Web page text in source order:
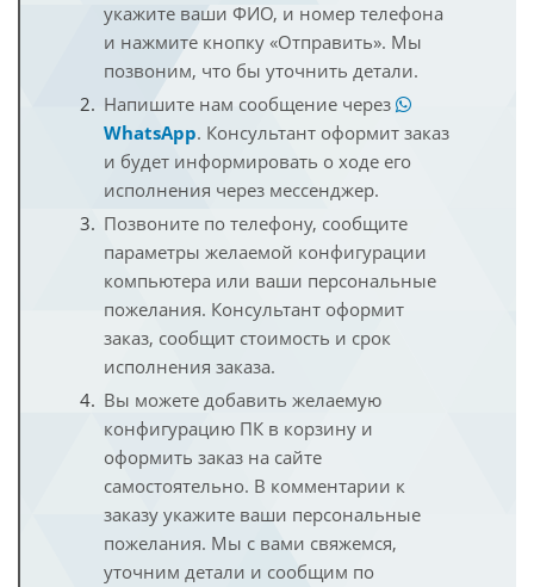
укажите ваши ФИО, и номер телефона
и нажмите кнопку «Отправить». Мы
позвоним, что бы уточнить детали.
Напишите нам сообщение через
WhatsApp. Консультант оформит заказ
и будет информировать о ходе его
исполнения через мессенджер.
Позвоните по телефону, сообщите
параметры желаемой конфигурации
компьютера или ваши персональные
пожелания. Консультант оформит
заказ, сообщит стоимость и срок
исполнения заказа.
Вы можете добавить желаемую
конфигурацию ПК в корзину и
оформить заказ на сайте
самостоятельно. В комментарии к
заказу укажите ваши персональные
пожелания. Мы с вами свяжемся,
уточним детали и сообщим по